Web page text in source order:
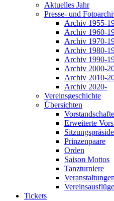
Aktuelles Jahr
Presse- und
Archiv 1955-
Archiv 1960-
Archiv 1970-
Archiv 1980-
Archiv 1990-
Archiv 2000-
Archiv 2010-
Archiv 2020-
Vereinsgeschichte
Übersichten
Erweiterte
Prinzenpaare
Orden
Saison Mottos
Tanzturniere
Veranstaltungen
Vereinsausflüge
Tickets